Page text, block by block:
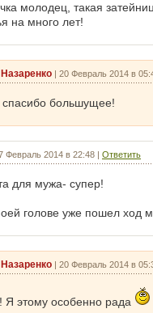
молодец, такая
на много лет!
| 20 Февраль 2014 в
большущее!
Февраль 2014 в 22:48 | Ответить
для мужа- супер!
голове уже пошел ход
| 20 Февраль 2014 в
Я этому особенно рада